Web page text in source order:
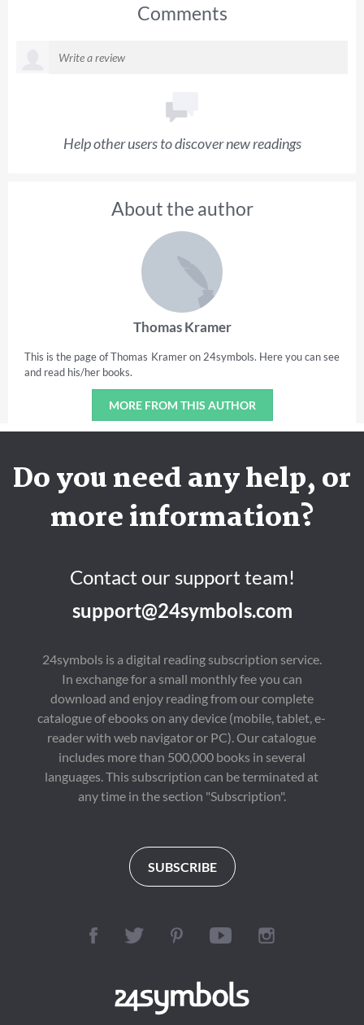
Comments
Help other users to discover new readings
About the author
Thomas Kramer
This is the page of Thomas Kramer on 24symbols. Here you can see
and read his/her books.
MORE FROM THIS AUTHOR
Do you need any help, or
more information?
Contact our support team!
support@24symbols.com
24symbols is a digital reading subscription service.
In exchange for a small monthly fee you can
download and enjoy reading from our complete
catalogue of ebooks on any device (mobile, tablet, e-
reader with web navigator or PC). Our catalogue
includes more than 500,000 books in several
languages. This subscription can be terminated at
any time in the section "Subscription".
SUBSCRIBE